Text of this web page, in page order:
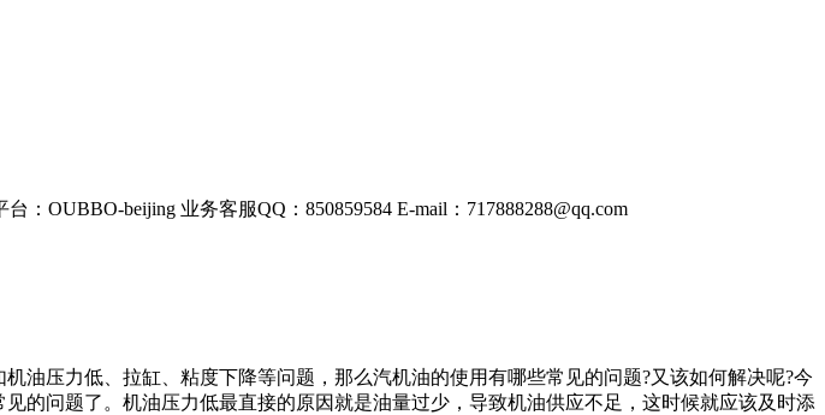
台：OUBBO-beijing 业务客服QQ：850859584 E-mail： 717888288@qq.com
油压力低、拉缸、粘度下降等问题，那么汽机油的使用有哪些常见的问题?又该如何解决呢?今
的问题了。机油压力低最直接的原因就是油量过少，导致机油供应不足，这时候就应该及时添